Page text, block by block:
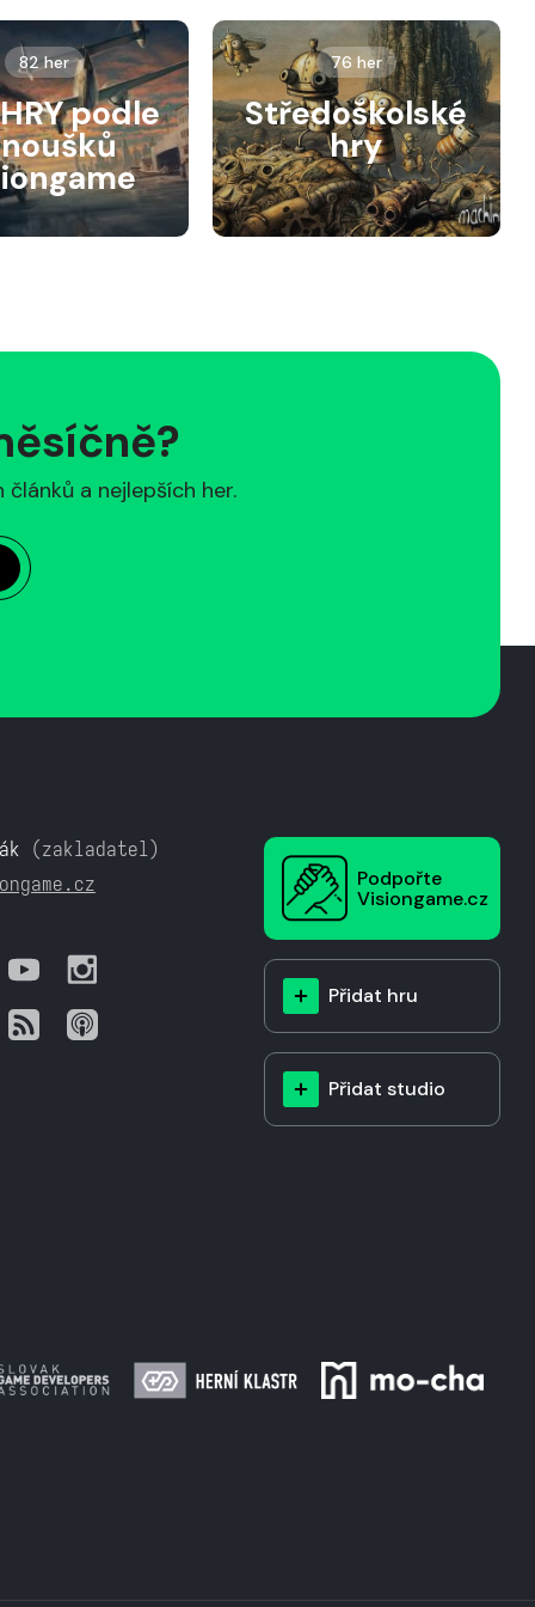
82 her
podle
76 her
Středoškolské
hry
a nejlepších her.
(zakladatel)
Podpořte
Visiongame.cz
Přidat hru
Přidat studio